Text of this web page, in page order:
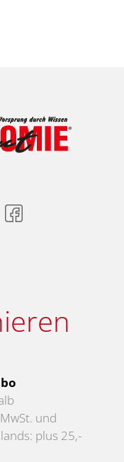
und
plus 25,-